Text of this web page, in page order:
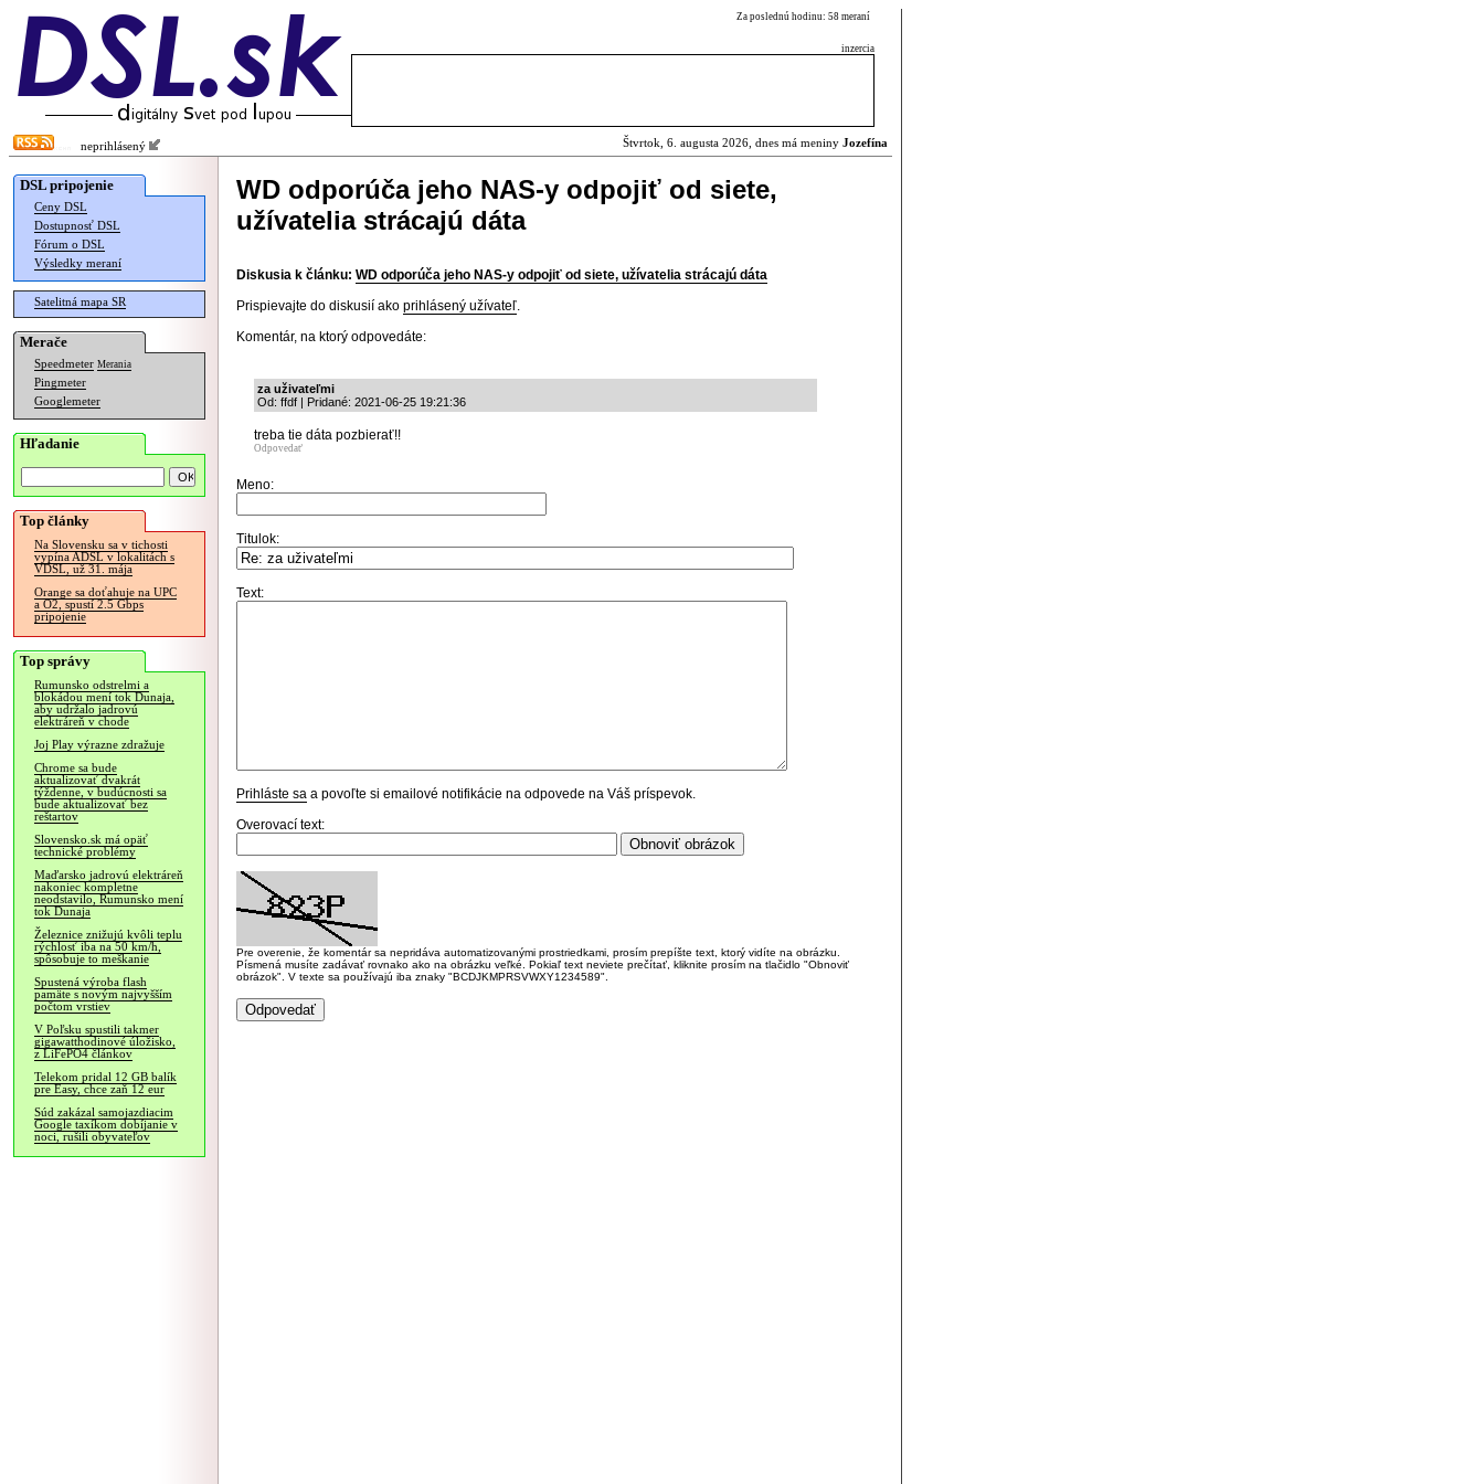
Za poslednú hodinu: 58 meraní
inzercia
neprihlásený Štvrtok, 6. augusta 2026, dnes má meniny Jozefína
DSL pripojenie
Ceny DSL
Dostupnosť DSL
Fórum o DSL
Výsledky meraní
Satelitná mapa SR
Merače
Speedmeter Merania
Pingmeter
Googlemeter
Hľadanie
Top články
Na Slovensku sa v tichosti
vypína ADSL v lokalitách s
VDSL, už 31. mája
Orange sa doťahuje na UPC
a O2, spustí 2.5 Gbps
pripojenie
Top správy
Rumunsko odstrelmi a
blokádou mení tok Dunaja,
aby udržalo jadrovú
elektráreň v chode
Joj Play výrazne zdražuje
Chrome sa bude
aktualizovať dvakrát
týždenne, v budúcnosti sa
bude aktualizovať bez
reštartov
Slovensko.sk má opäť
technické problémy
Maďarsko jadrovú elektráreň
nakoniec kompletne
neodstavilo, Rumunsko mení
tok Dunaja
Železnice znižujú kvôli teplu
rýchlosť iba na 50 km/h,
spôsobuje to meškanie
Spustená výroba flash
pamäte s novým najvyšším
počtom vrstiev
V Poľsku spustili takmer
gigawatthodinové úložisko,
z LiFePO4 článkov
Telekom pridal 12 GB balík
pre Easy, chce zaň 12 eur
Súd zakázal samojazdiacim
Google taxíkom dobíjanie v
noci, rušili obyvateľov
WD odporúča jeho NAS-y odpojiť od siete,
užívatelia strácajú dáta
Diskusia k článku: WD odporúča jeho NAS-y odpojiť od siete, užívatelia strácajú dáta
Prispievajte do diskusií ako prihlásený užívateľ.
Komentár, na ktorý odpovedáte:
za uživateľmi
Od: ffdf | Pridané: 2021-06-25 19:21:36
treba tie dáta pozbierať!!
Odpovedať
Meno:
Titulok:
Text:
Prihláste sa a povoľte si emailové notifikácie na odpovede na Váš príspevok.
Overovací text:
Pre overenie, že komentár sa nepridáva automatizovanými prostriedkami, prosím prepíšte text, ktorý vidíte na obrázku.
Písmená musíte zadávať rovnako ako na obrázku veľké. Pokiaľ text neviete prečítať, kliknite prosím na tlačidlo "Obnoviť
obrázok". V texte sa používajú iba znaky "BCDJKMPRSVWXY1234589".